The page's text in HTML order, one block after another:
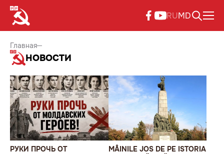
RUMD
Главная
НОВОСТИ
РУКИ ПРОЧЬ ОТ
MÂINILE JOS DE PE ISTORIA